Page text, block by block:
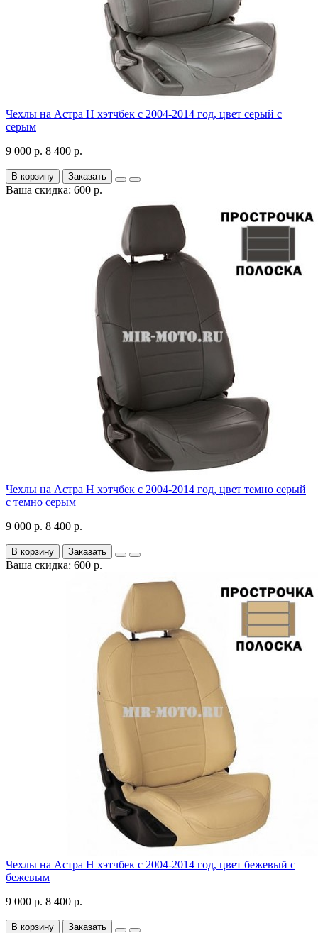
Чехлы на Астра H хэтчбек с 2004-2014 год, цвет серый с
серым
9 000 р. 8 400 р.
В корзину Заказать
Ваша скидка: 600 р.
Чехлы на Астра H хэтчбек с 2004-2014 год, цвет темно серый
с темно серым
9 000 р. 8 400 р.
В корзину Заказать
Ваша скидка: 600 р.
Чехлы на Астра H хэтчбек с 2004-2014 год, цвет бежевый с
бежевым
9 000 р. 8 400 р.
В корзину Заказать